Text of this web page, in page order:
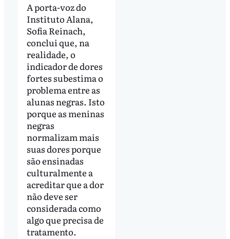
A porta-voz do
Instituto Alana,
Sofia Reinach,
conclui que, na
realidade, o
indicador de dores
fortes subestima o
problema entre as
alunas negras. Isto
porque as meninas
negras
normalizam mais
suas dores porque
são ensinadas
culturalmente a
acreditar que a dor
não deve ser
considerada como
algo que precisa de
tratamento.